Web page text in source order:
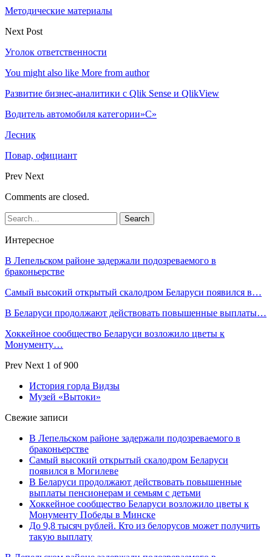
Методические материалы
Next Post
Уголок ответственности
You might also like More from author
Развитие бизнес-аналитики с Qlik Sense и QlikView
Водитель автомобиля категории»С»
Лесник
Повар, официант
Prev Next
Comments are closed.
Интересное
В Лепельском районе задержали подозреваемого в
браконьерстве
Самый высокий открытый скалодром Беларуси появился в…
В Беларуси продолжают действовать повышенные выплаты…
Хоккейное сообщество Беларуси возложило цветы к
Монументу…
Prev Next 1 of 900
История горда Видзы
Музей «Вытоки»
Свежие записи
В Лепельском районе задержали подозреваемого в
браконьерстве
Самый высокий открытый скалодром Беларуси
появился в Могилеве
В Беларуси продолжают действовать повышенные
выплаты пенсионерам и семьям с детьми
Хоккейное сообщество Беларуси возложило цветы к
Монументу Победы в Минске
До 9,8 тысяч рублей. Кто из белорусов может получить
такую выплату